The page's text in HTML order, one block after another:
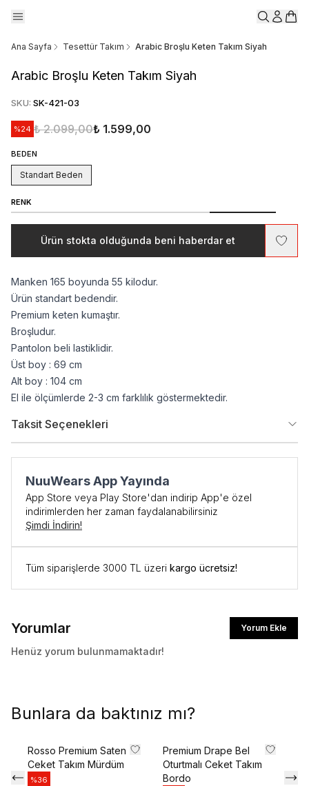
Ana Sayfa Tesettür Takım Arabic Broşlu Keten Takım Siyah
Arabic Broşlu Keten Takım Siyah
SKU: SK-421-03
%24 ₺ 2.099,00₺ 1.599,00
BEDEN
Standart Beden
RENK
Ürün stokta olduğunda beni haberdar et
Manken 165 boyunda 55 kilodur.
Ürün standart bedendir.
Premium keten kumaştır.
Broşludur.
Pantolon beli lastiklidir.
Üst boy : 69 cm
Alt boy : 104 cm
El ile ölçümlerde 2-3 cm farklılık göstermektedir.
Taksit Seçenekleri
NuuWears App Yayında
App Store veya Play Store'dan indirip App'e özel
indirimlerden her zaman faydalanabilirsiniz
Şimdi İndirin!
Tüm siparişlerde 3000 TL üzeri kargo ücretsiz!
Yorumlar Yorum Ekle
Henüz yorum bulunmamaktadır!
Bunlara da baktınız mı?
Rosso Premium Saten
Ceket Takım Mürdüm
%36
Premium Drape Bel
Oturtmalı Ceket Takım
Bordo